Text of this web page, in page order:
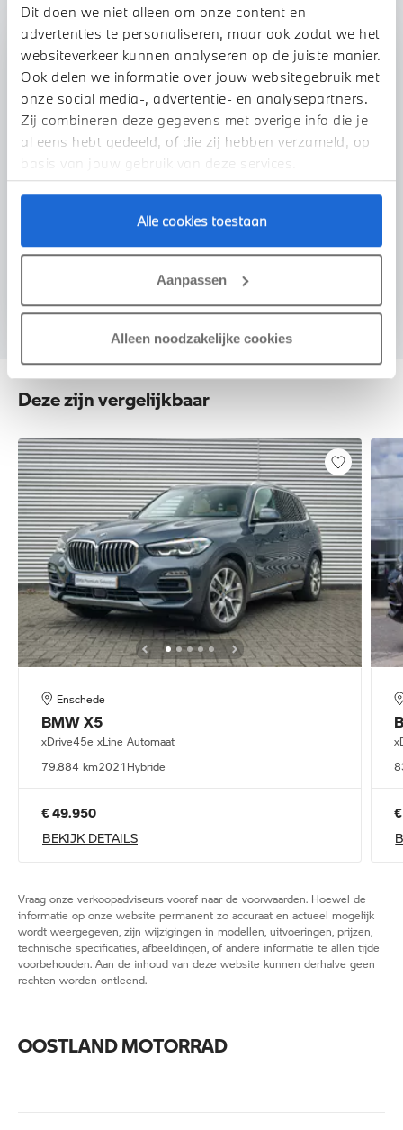
Dit doen we niet alleen om onze content en
advertenties te personaliseren, maar ook zodat we het
websiteverkeer kunnen analyseren op de juiste manier.
Ook delen we informatie over jouw websitegebruik met
onze social media-, advertentie- en analysepartners.
Zij combineren deze gegevens met overige info die je
al eens hebt gedeeld, of die zij hebben verzameld, op
basis van jouw gebruik van deze services.
Alle cookies toestaan
Aanpassen
Alleen noodzakelijke cookies
Stap 1 van 3
Uw auto inruilen?
VOORSTEL AANVRAGEN
Deze zijn vergelijkbaar
Enschede
BMWX5
xDrive45e xLine Automaat
79.884 km2021Hybride
€ 49.950
BEKIJK DETAILS
Vraag onze verkoopadviseurs vooraf naar de voorwaarden. Hoewel de
informatie op onze website permanent zo accuraat en actueel mogelijk
wordt weergegeven, zijn wijzigingen in modellen, uitvoeringen, prijzen,
technische specificaties, afbeeldingen, of andere informatie te allen tijde
voorbehouden. Aan de inhoud van deze website kunnen derhalve geen
rechten worden ontleend.
OOSTLAND MOTORRAD